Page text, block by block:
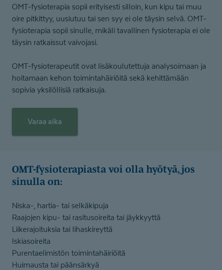
OMT-fysioterapia sopii erityisesti silloin, kun kipu tai muu
oire pitkittyy, uusiutuu tai sen syy ei ole täysin selvä. OMT-
fysioterapia sopii sinulle, mikäli tavallinen fysioterapia ei ole
täysin ratkaissut vaivojasi.
OMT-fysioterapeutit ovat lisäkoulutettuja analysoimaan ja
hoitamaan kehon toimintahäiriöitä sekä kehittämään
sopivia yksilöllisiä ratkaisuja.
Varaa aika
OMT-fysio­te­ra­piasta voi olla hyötyä, jos
sinulla on:
Niska-, hartia- tai selkäkipuja
Raajojen kipu- tai rasitusoireita tai jäykkyyttä
Liikerajoituksia tai lihaskireyttä
Iskiasoireita
Purentaelimistön toimintahäiriöitä
Huimausta tai päänsärkyä